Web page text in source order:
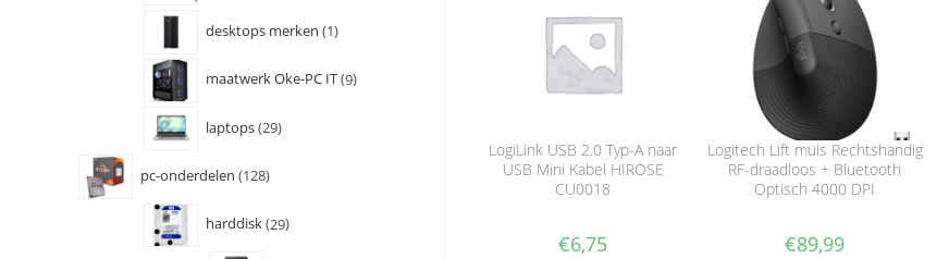
LogiLink USB 2.0 Typ-A naar
USB Mini Kabel HIROSE
CU0018
€6,75
Logitech Lift muis Rechtshandig
RF-draadloos + Bluetooth
Optisch 4000 DPI
€89,99
desktops merken 1
maatwerk Oke-PC IT 9
laptops 29
pc-onderdelen 128
harddisk 29